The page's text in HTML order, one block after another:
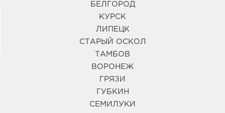
БЕЛГОРОД
КУРСК
ЛИПЕЦК
СТАРЫЙ ОСКОЛ
ТАМБОВ
ВОРОНЕЖ
ГРЯЗИ
ГУБКИН
СЕМИЛУКИ